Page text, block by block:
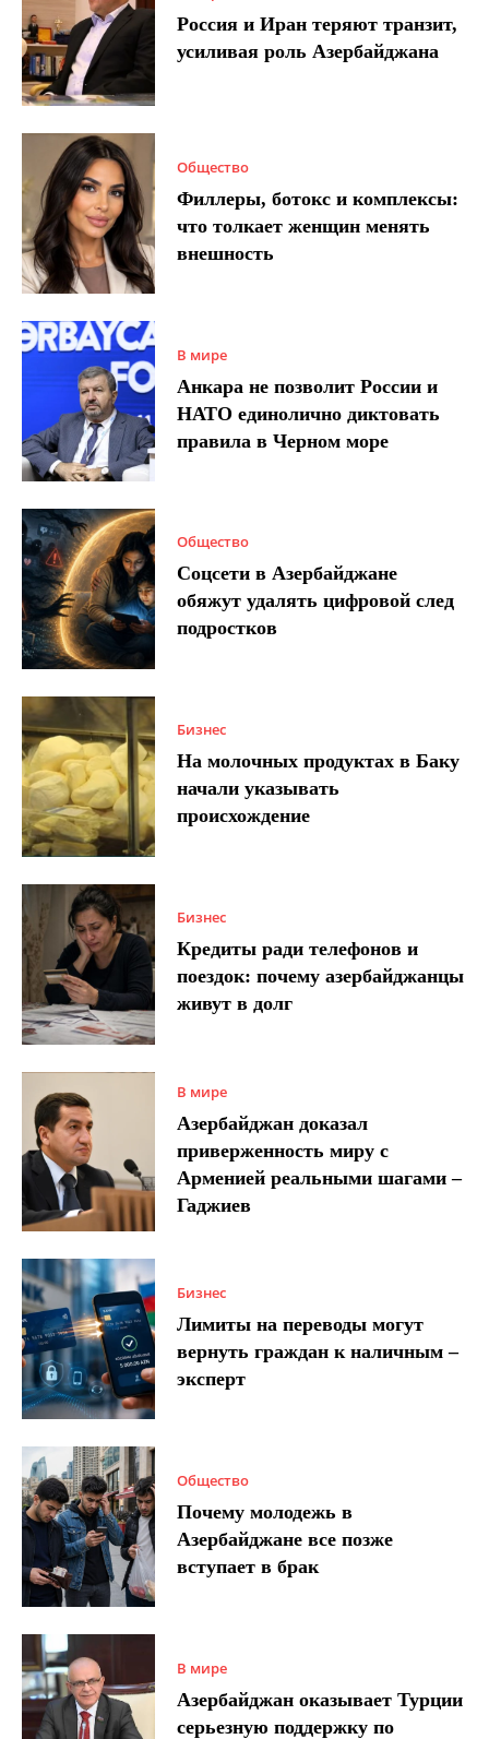
Россия и Иран теряют транзит,
усиливая роль Азербайджана
Общество
Филлеры, ботокс и комплексы:
что толкает женщин менять
внешность
В мире
Анкара не позволит России и
НАТО единолично диктовать
правила в Черном море
Общество
Соцсети в Азербайджане
обяжут удалять цифровой след
подростков
Бизнес
На молочных продуктах в Баку
начали указывать
происхождение
Бизнес
Кредиты ради телефонов и
поездок: почему азербайджанцы
живут в долг
В мире
Азербайджан доказал
приверженность миру с
Арменией реальными шагами –
Гаджиев
Бизнес
Лимиты на переводы могут
вернуть граждан к наличным –
эксперт
Общество
Почему молодежь в
Азербайджане все позже
вступает в брак
В мире
Азербайджан оказывает Турции
серьезную поддержку по